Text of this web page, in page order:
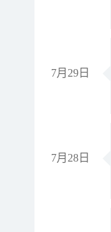
7月29日
7月28日